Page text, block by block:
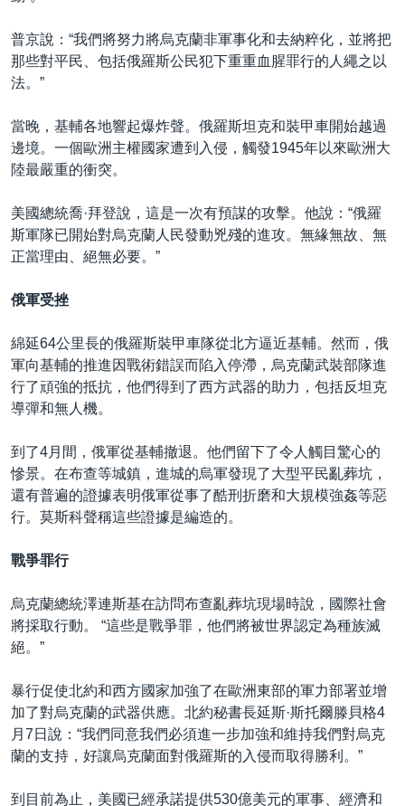
普京說：“我們將努力將烏克蘭非軍事化和去納粹化，並將把
那些對平民、包括俄羅斯公民犯下重重血腥罪行的人繩之以
法。”
當晚，基輔各地響起爆炸聲。俄羅斯坦克和裝甲車開始越過
邊境。一個歐洲主權國家遭到入侵，觸發1945年以來歐洲大
陸最嚴重的衝突。
美國總統喬·拜登說，這是一次有預謀的攻擊。他說：“俄羅
斯軍隊已開始對烏克蘭人民發動兇殘的進攻。無緣無故、無
正當理由、絕無必要。”
俄軍受挫
綿延64公里長的俄羅斯裝甲車隊從北方逼近基輔。然而，俄
軍向基輔的推進因戰術錯誤而陷入停滯，烏克蘭武裝部隊進
行了頑強的抵抗，他們得到了西方武器的助力，包括反坦克
導彈和無人機。
到了4月間，俄軍從基輔撤退。他們留下了令人觸目驚心的
慘景。在布查等城鎮，進城的烏軍發現了大型平民亂葬坑，
還有普遍的證據表明俄軍從事了酷刑折磨和大規模強姦等惡
行。莫斯科聲稱這些證據是編造的。
戰爭罪行
烏克蘭總統澤連斯基在訪問布查亂葬坑現場時說，國際社會
將採取行動。 “這些是戰爭罪，他們將被世界認定為種族滅
絕。”
暴行促使北約和西方國家加強了在歐洲東部的軍力部署並增
加了對烏克蘭的武器供應。北約秘書長延斯·斯托爾滕貝格4
月7日說：“我們同意我們必須進一步加強和維持我們對烏克
蘭的支持，好讓烏克蘭面對俄羅斯的入侵而取得勝利。”
到目前為止，美國已經承諾提供530億美元的軍事、經濟和